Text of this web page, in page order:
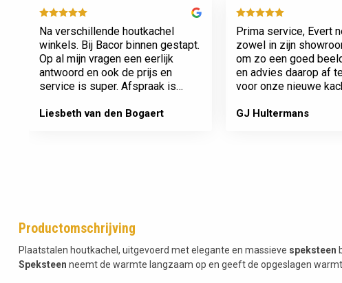
Na verschillende houtkachel
winkels. Bij Bacor binnen gestapt.
Op al mijn vragen een eerlijk
antwoord en ook de prijs en
service is super. Afspraak is
Dank jullie wel! Bacor
Liesbeth van den Bogaert
Prima service, Evert
zowel in zijn
om zo een goed
en advies daarop af
voor onze nieuwe
GJ Hultermans
Productomschrijving
Plaatstalen houtkachel, uitgevoerd met elegante en massieve speksteen
Speksteen neemt de warmte langzaam op en geeft de opgeslagen